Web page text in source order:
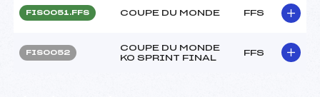
FIS0051.FFS COUPE DU MONDE FFS
FIS0052
COUPE DU MONDE
KO SPRINT FINAL
FFS